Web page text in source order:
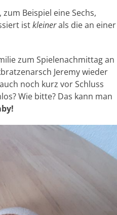
Beispiel eine Sechs,
istkleinerals die an einer
zum Spielenachmittag an
Jeremy wieder
noch kurz vor Schluss
Wie bitte? Das kann man